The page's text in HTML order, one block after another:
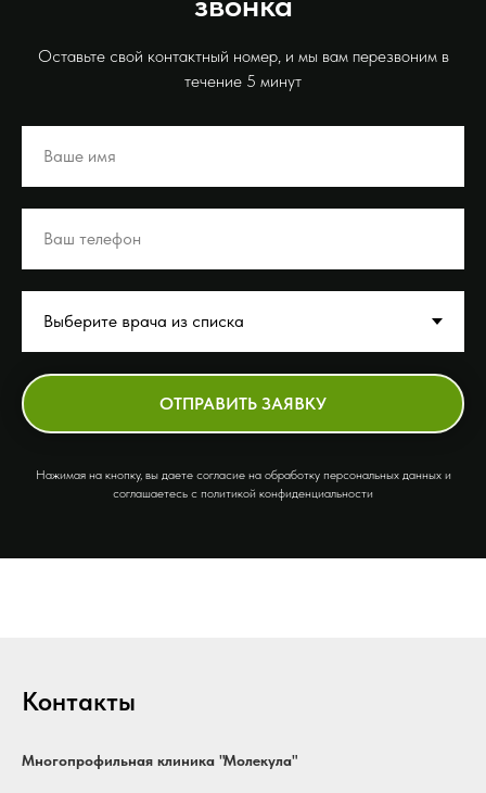
Оставьте свой контактный номер, и мы вам перезвоним в
течение 5 минут
ОТПРАВИТЬ ЗАЯВКУ
Нажимая на кнопку, вы даете согласие на обработку персональных данных и
соглашаетесь c политикой конфиденциальности
Контакты
Многопрофильная клиника "Молекула"